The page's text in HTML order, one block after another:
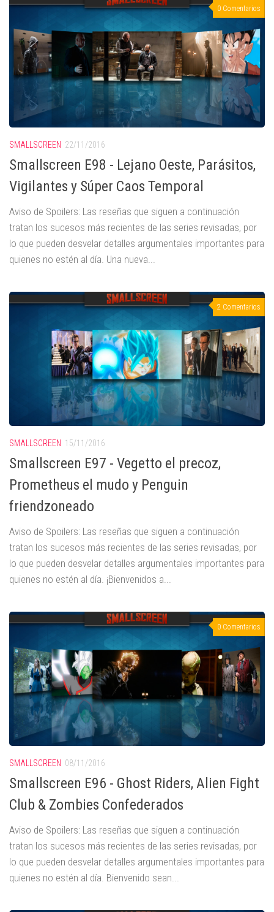
0 Comentarios
SMALLSCREEN 22/11/2016
Smallscreen E98 - Lejano Oeste, Parásitos,
Vigilantes y Súper Caos Temporal
Aviso de Spoilers: Las reseñas que siguen a continuación
tratan los sucesos más recientes de las series revisadas, por
lo que pueden desvelar detalles argumentales importantes para
quienes no estén al día. Una nueva...
2 Comentarios
SMALLSCREEN 15/11/2016
Smallscreen E97 - Vegetto el precoz,
Prometheus el mudo y Penguin
friendzoneado
Aviso de Spoilers: Las reseñas que siguen a continuación
tratan los sucesos más recientes de las series revisadas, por
lo que pueden desvelar detalles argumentales importantes para
quienes no estén al día. ¡Bienvenidos a...
0 Comentarios
SMALLSCREEN 08/11/2016
Smallscreen E96 - Ghost Riders, Alien Fight
Club & Zombies Confederados
Aviso de Spoilers: Las reseñas que siguen a continuación
tratan los sucesos más recientes de las series revisadas, por
lo que pueden desvelar detalles argumentales importantes para
quienes no estén al día. Bienvenido sean...